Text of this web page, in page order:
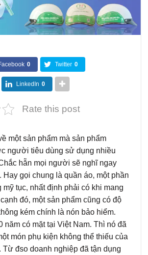
0 Twitter 0
LinkedIn 0
Rate this post
một sản phẩm mà sản phẩm
người tiêu dùng sử dụng nhiều
hẵn mọi người sẽ nghĩ ngay
Hay gọi chung là quần áo, một phần
mỹ tục, nhất định phải có khi mang
đó, một sản phẩm cũng có độ
kém chính là nón bảo hiểm.
năm có mặt tại Việt Nam. Thì nó đã
món phụ kiện không thể thiếu của
đso doanh nghiệp đã tận dụng